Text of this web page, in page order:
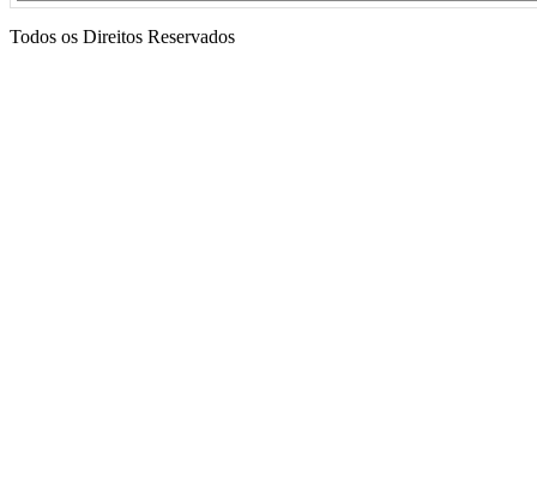
Todos os Direitos Reservados